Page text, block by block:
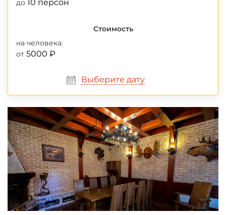
до 10 персон
Стоимость
на человека:
от 5000 ₽
Выберите дату